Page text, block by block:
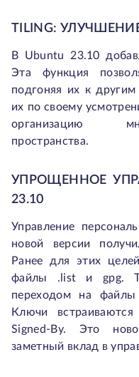
TILING:
В Ubuntu 23.10
Эта функция
подгоняя их к
их по своему
организацию
пространства.
УПРОЩЕННОЕ
23.10
Управление
новой версии
Ранее для этих
файлы .list и gpg.
переходом на
Ключи
Signed-By. Это
заметный вклад в